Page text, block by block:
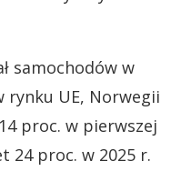
samochodów w
rynku UE, Norwegii
proc. w pierwszej
24 proc. w 2025 r.